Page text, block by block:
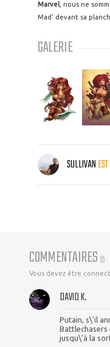
Marvel , nous ne
Mad' devant sa
GALERIE
SULLIVAN
COMMENTAIRES (2)
Vous devez être
DAVID K.
Putain, s\'il
Battlechasers
jusqu\'à la